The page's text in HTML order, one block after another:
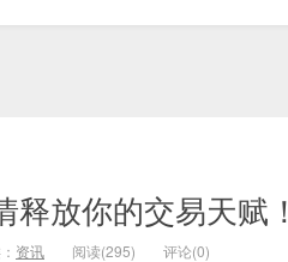
释放你的交易天赋！
资讯 阅读(295) 评论(0)